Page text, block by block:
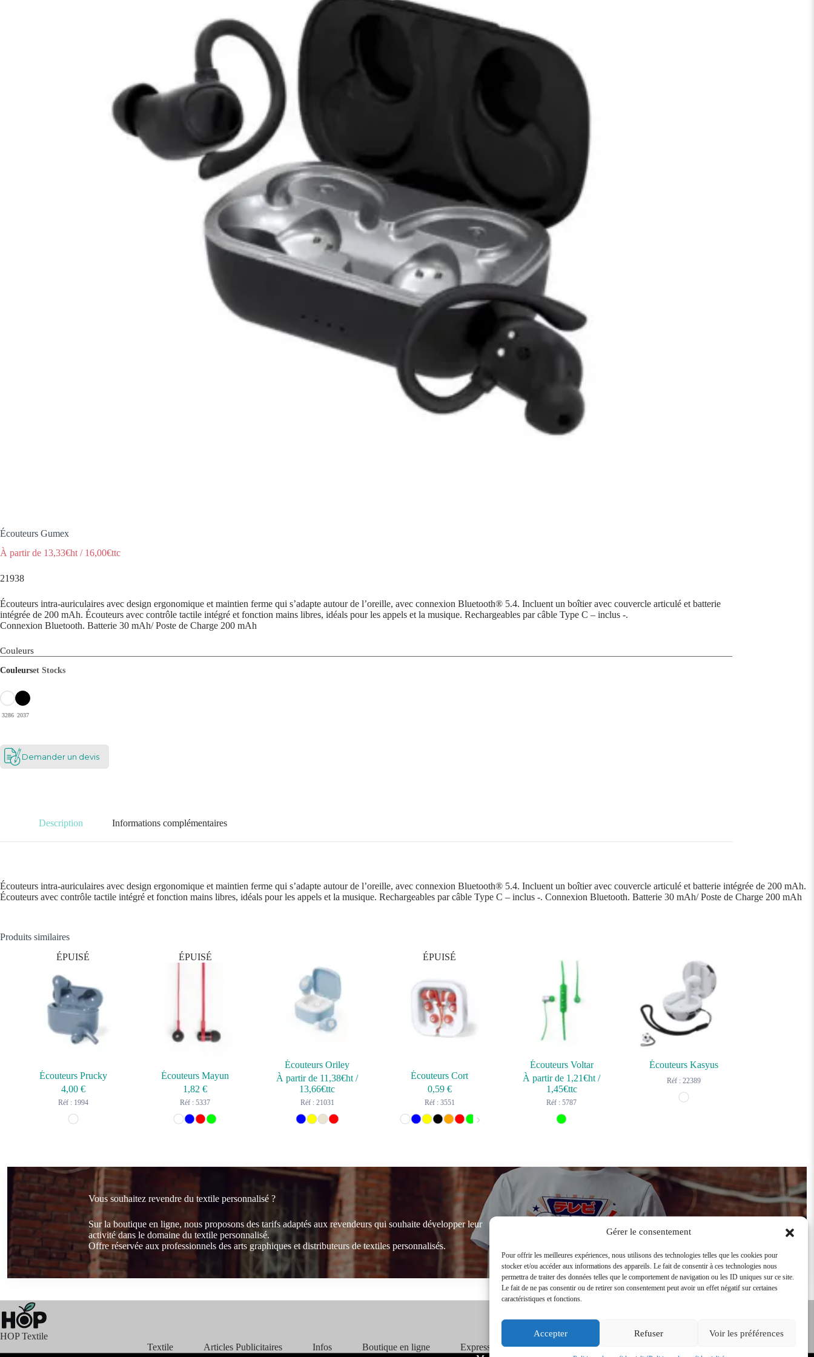
Gérer le consentement
Pour offrir les meilleures expériences, nous utilisons des technologies telles que les cookies pour
stocker et/ou accéder aux informations des appareils. Le fait de consentir à ces technologies nous
permettra de traiter des données telles que le comportement de navigation ou les ID uniques sur ce site.
Le fait de ne pas consentir ou de retirer son consentement peut avoir un effet négatif sur certaines
caractéristiques et fonctions.
Accepter Refuser Voir les préférences
Écouteurs Gumex
À partir de 13,33€ht / 16,00€ttc
21938
Écouteurs intra-auriculaires avec design ergonomique et maintien ferme qui s’adapte autour de l’oreille, avec connexion Bluetooth® 5.4. Incluent un boîtier avec couvercle articulé et batterie
intégrée de 200 mAh. Écouteurs avec contrôle tactile intégré et fonction mains libres, idéals pour les appels et la musique. Rechargeables par câble Type C – inclus -.
Connexion Bluetooth. Batterie 30 mAh/ Poste de Charge 200 mAh
Couleurs
Couleurset Stocks
3286 2037
Demander un devis
Description Informations complémentaires
Écouteurs intra-auriculaires avec design ergonomique et maintien ferme qui s’adapte autour de l’oreille, avec connexion Bluetooth® 5.4. Incluent un boîtier avec couvercle articulé et batterie intégrée de 200 mAh.
Écouteurs avec contrôle tactile intégré et fonction mains libres, idéals pour les appels et la musique. Rechargeables par câble Type C – inclus -. Connexion Bluetooth. Batterie 30 mAh/ Poste de Charge 200 mAh
Produits similaires
ÉPUISÉ
Écouteurs Prucky
4,00 €
Réf : 1994
ÉPUISÉ
Écouteurs Mayun
1,82€
Réf : 5337
Écouteurs Oriley
À partir de 11,38€ht /
13,66€ttc
Réf : 21031
ÉPUISÉ
Écouteurs Cort
0,59 €
Réf : 3551
Écouteurs Voltar
À partir de 1,21€ht /
1,45€ttc
Réf : 5787
Écouteurs Kasyus
Réf : 22389
Vous souhaitez revendre du textile personnalisé ?
Sur la boutique en ligne, nous proposons des tarifs adaptés aux revendeurs qui souhaite développer leur
activité dans le domaine du textile personnalisé.
Offre réservée aux professionnels des arts graphiques et distributeurs de textiles personnalisés.
HOP Textile
Textile
Articles Publicitaires Infos Boutique en ligne Express 24H
Tarifs Revendeurs